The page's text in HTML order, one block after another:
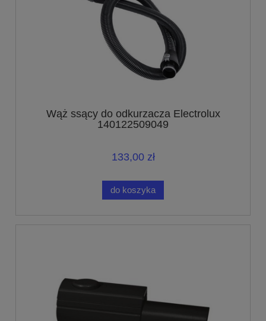
Wąż ssący do odkurzacza Electrolux
140122509049
133,00 zł
do koszyka